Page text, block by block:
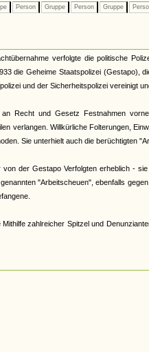
Person Gruppe Person Gruppe
verfolgte die politische
die Geheime Staatspolizei (Gestapo),
und der Sicherheitspolizei vereinigt
Recht und Gesetz Festnahmen
verlangen. Willkürliche Folterungen,
Sie unterhielt auch die berüchtigten
der Gestapo Verfolgten erheblich -
"Arbeitscheuen", ebenfalls
zahlreicher Spitzel und